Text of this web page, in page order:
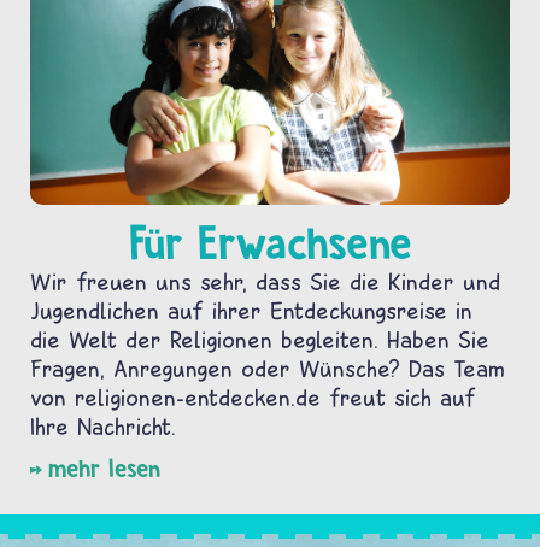
Für Erwachsene
Wir freuen uns sehr, dass Sie die Kinder und
Jugendlichen auf ihrer Entdeckungsreise in
die Welt der Religionen begleiten. Haben Sie
Fragen, Anregungen oder Wünsche? Das Team
von religionen-entdecken.de freut sich auf
Ihre Nachricht.
mehr lesen